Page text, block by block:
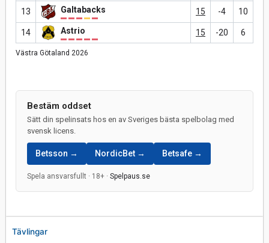
Tävlingar
13 Galtabacks 15 -4 10
14 Astrio 15 -20 6
Västra Götaland 2026
Bestäm oddset
Sätt din spelinsats hos en av Sveriges bästa spelbolag med
svensk licens.
Betsson → NordicBet → Betsafe →
Spela ansvarsfullt · 18+ · Spelpaus.se